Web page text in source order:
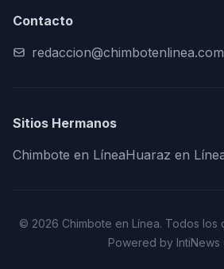
Contacto
redaccion@chimbotenlinea.com
Sitios Hermanos
Chimbote en LíneaHuaraz en
© 2026 Chimbote en Línea. Todos los
Powered by IntiNews